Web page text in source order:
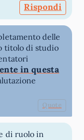
Rispondi
delle
titolo di studio
in questa
Quote
di ruolo in